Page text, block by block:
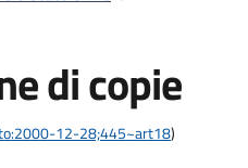
di copie
12-28;445~art18)